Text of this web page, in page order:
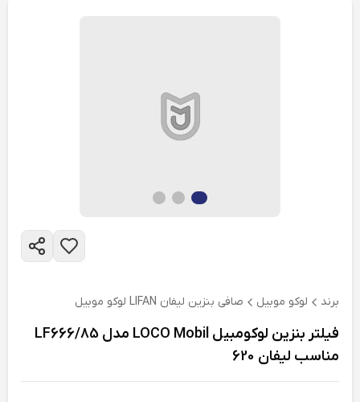
برند لوکو موبیل صافی بنزین لیفان LIFAN لوکو موبیل
فیلتر بنزین لوکومبیل LOCO Mobil مدل LF666/85
مناسب لیفان 620